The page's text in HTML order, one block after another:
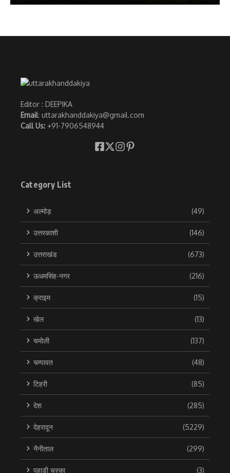
Editor : DEEPIKA
Email: uttarakhanddakiya@gmail.com
Call Us: +91-7906548944
Category List
अल्मोड़ (49)
उत्तरकाशी (146)
उत्तराखंड (673)
ऊधमसिंह-नगर (216)
क्राइम (15)
खेल (13)
चमोली (137)
चम्पावत (48)
टिहरी (85)
देश (285)
देहरादून (5229)
नैनीताल (299)
पहाड़ी चस्का (3)